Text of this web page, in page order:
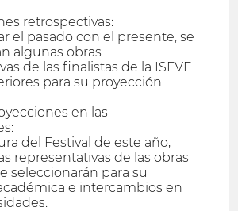
retrospectivas:
el pasado con el presente, se
algunas obras
de las finalistas de la ISFVF
para su proyección.
en las
del Festival de este año,
representativas de las obras
seleccionarán para su
e intercambios en